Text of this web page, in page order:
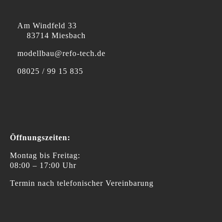
Am Windfeld 33
83714 Miesbach
modellbau@refo-tech.de
08025 / 99 15 835
Öffnungszeiten:
Montag bis Freitag:
08:00 – 17:00 Uhr
Termin nach telefonischer Vereinbarung